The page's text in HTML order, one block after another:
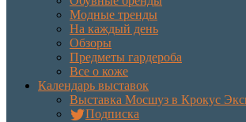
Модные тренды
На каждый день
Обзоры
Предметы гардероба
Все о коже
Календарь выставок
Выставка Мосшуз в Крокус
Подписка